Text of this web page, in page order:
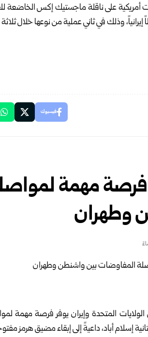
أمريكية على ناقلة ماجستيك إكس الخاضعة
وذلك في ثاني عملية من نوعها خلال ثلاثة
فيسبوك
فرصة مهمة
وطهران
الولايات المتحدة وإيران يوفر فرصة مهمة
إسلام أباد، داعيةً إلى إبقاء مضيق هرمز